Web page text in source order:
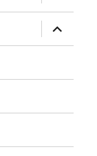
meniu
išskleisti
sub-
meniu